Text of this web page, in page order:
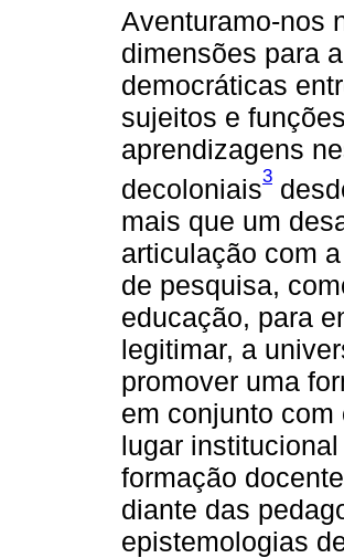
Aventuramo-nos
dimensões para
democráticas
sujeitos e
aprendizagens
decoloniais3
mais que um
articulação com
de pesquisa,
educação, para
legitimar, a
promover uma
em conjunto
lugar
formação
diante das
epistemologias